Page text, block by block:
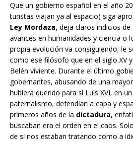
Que un gobierno español en el año
turistas viajan ya al espacio) siga
Ley Mordaza, deja claros indicios
avances en humanidades y ciencia o
propia evolución va consiguiendo, le
como ese filósofo que en el siglo XV
Belén viviente. Durante el último
gobernantes, abusando de una
hubiera querido para sí Luis XVI, en
paternalismo, defendían a capa y
primeros años de la dictadura,
buscaban era el orden en el caos.
de si nos estaban tratando como a